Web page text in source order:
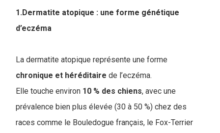
1.Dermatite atopique : une forme génétique
d’eczéma
La dermatite atopique représente une forme
chronique et héréditaire de l’eczéma.
Elle touche environ 10 % des chiens, avec une
prévalence bien plus élevée (30 à 50 %) chez des
races comme le Bouledogue français, le Fox-Terrier